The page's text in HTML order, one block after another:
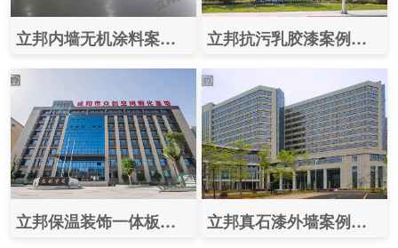
立邦内墙无机涂料案例之（北京大宝日用品工厂） 立邦抗污乳胶漆案例效果图之（上海新虹桥国际医学中心）
立邦保温装饰一体板案例图片之（咸阳众创空间孵化基地） 立邦真石漆外墙案例效果图之（深圳大学总医院）